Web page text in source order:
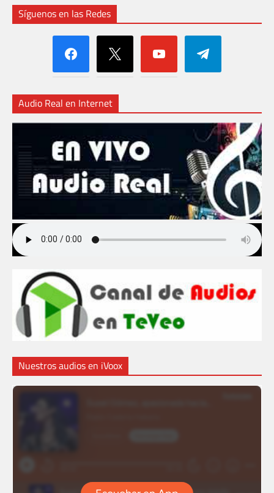
Síguenos en las Redes
facebook x youtube telegram
Audio Real en Internet
Nuestros audios en iVoox